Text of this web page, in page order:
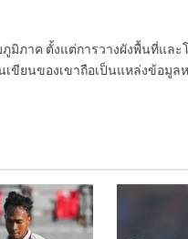
มิภาค ตั้งแต่การวางผังพื้นที่แล
เขียนของเขาถือเป็นแหล่งข้อมู